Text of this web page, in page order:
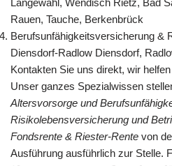
Rauen, Tauche, Berkenbrück
Berufsunfähigkeitsversicherung &
Diensdorf-Radlow Diensdorf,
Kontakten Sie uns direkt, wir
Unser ganzes Spezialwissen
Altersvorsorge und
Risikolebensversicherung und
Fondsrente & Riester-Rente von
Ausführung ausführlich zur Stelle.